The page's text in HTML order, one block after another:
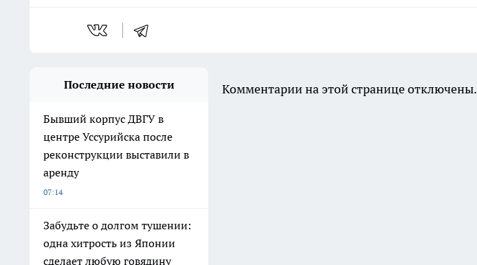
Последние новости
Бывший корпус ДВГУ в
центре Уссурийска после
реконструкции выставили в
аренду
07:14
Забудьте о долгом тушении:
одна хитрость из Японии
сделает любую говядину
Комментарии на этой странице отключены.